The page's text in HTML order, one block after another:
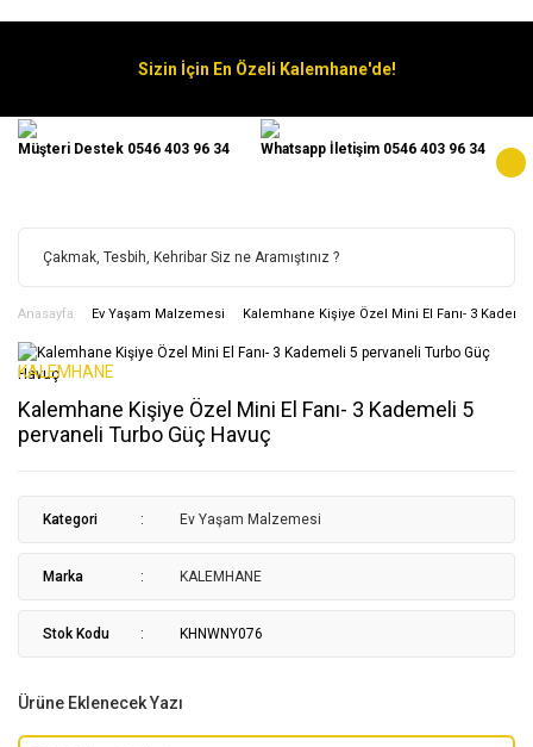
Sizin İçin En Özeli Kalemhane'de!
Müşteri Destek 0546 403 96 34 Whatsapp İletişim 0546 403 96 34
Anasayfa Ev Yaşam Malzemesi Kalemhane Kişiye Özel Mini El Fanı- 3
KALEMHANE
Kalemhane Kişiye Özel Mini El Fanı- 3 Kademeli 5
pervaneli Turbo Güç Havuç
Kategori Ev Yaşam Malzemesi
Marka KALEMHANE
Stok Kodu KHNWNY076
Ürüne Eklenecek Yazı